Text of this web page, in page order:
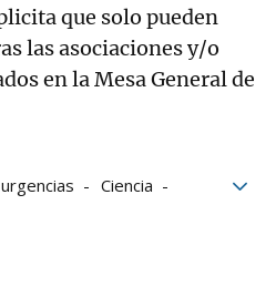
que solo pueden
las asociaciones y/o
en la Mesa General de
urgencias
Ciencia